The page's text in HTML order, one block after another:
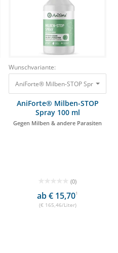
Wunschvariante:
AniForte® Milben-STOP Spray 100
AniForte® Milben-STOP
Spray 100 ml
Gegen Milben & andere Parasiten
(0)
ab € 15,701
(€ 165,46/Liter)